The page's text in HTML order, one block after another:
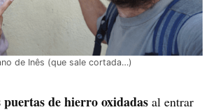
de Inês (que sale cortada…)
de hierro oxidadas al entrar